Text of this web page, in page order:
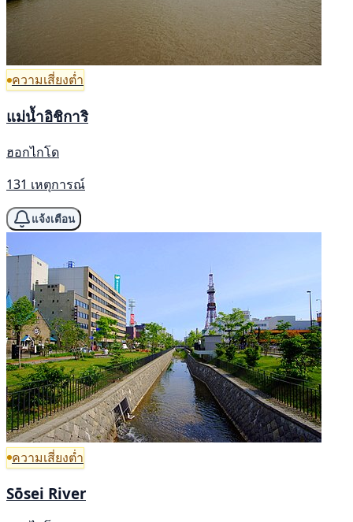
ความเสี่ยงต่ำ
แม่น้ำอิชิการิ
ฮอกไกโด
131 เหตุการณ์
แจ้งเตือน
ความเสี่ยงต่ำ
Sōsei River